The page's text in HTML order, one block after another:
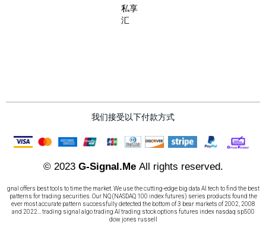
私享
汇
我们接受以下付款方式
© 2023 G-Signal.MeAll rights reserved.
gnal offers best tools to time the market. We use the cutting-edge big data AI tech to find the best
patterns for trading securities. Our NQ (NASDAQ 100 index futures) series products found the
ever most accurate pattern successfully detected the bottom of 3 bear markets of 2002, 2008
and 2022... trading signal algo trading AI trading stock options futures index nasdaq sp500
dow jones russell